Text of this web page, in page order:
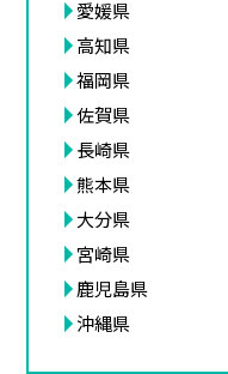
愛媛県
高知県
福岡県
佐賀県
長崎県
熊本県
大分県
宮崎県
鹿児島県
沖縄県